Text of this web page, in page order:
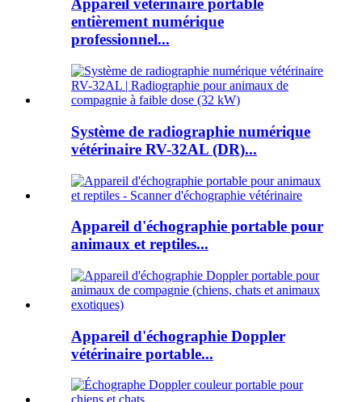
Appareil vétérinaire portable
entièrement numérique
professionnel...
Système de radiographie numérique
vétérinaire RV-32AL (DR)...
Appareil d'échographie portable pour
animaux et reptiles...
Appareil d'échographie Doppler
vétérinaire portable...